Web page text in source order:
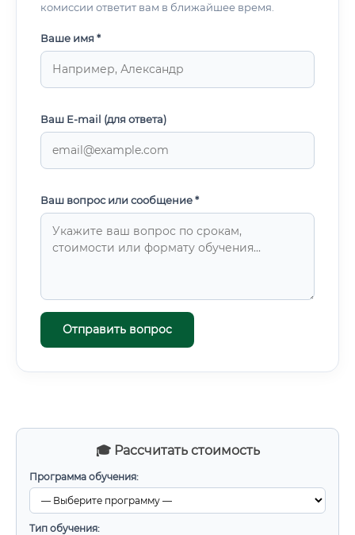
🎓 Рассчитать стоимость
Программа обучения:
Тип обучения:
комиссии ответит вам в ближайшее время.
Ваше имя *
Ваш E-mail (для ответа)
Ваш вопрос или сообщение *
Отправить вопрос